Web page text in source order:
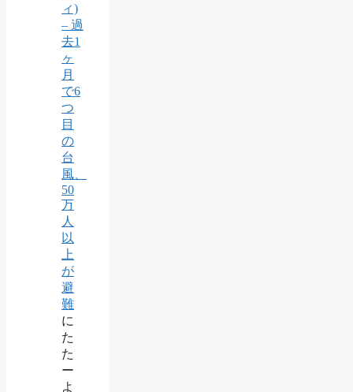
ィ)
– 過
去1
ヶ
月
で6
つ
目
の
台
風、
50
万
人
以
上
が
避
難
に
た
た
ー
よ